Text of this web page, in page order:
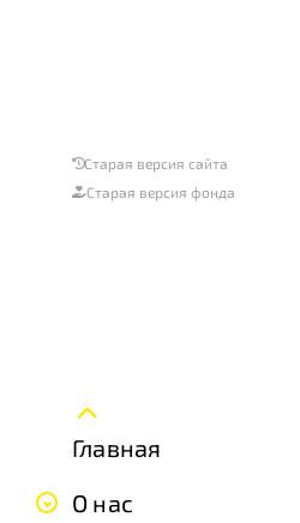
Старая версия сайта
Старая версия фонда
Главная
О нас